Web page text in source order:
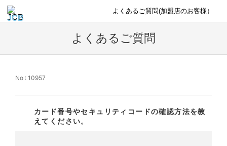
よくあるご質問(加盟店のお客様）
よくあるご質問
No : 10957
カード番号やセキュリティコードの確認方法を教
えてください。